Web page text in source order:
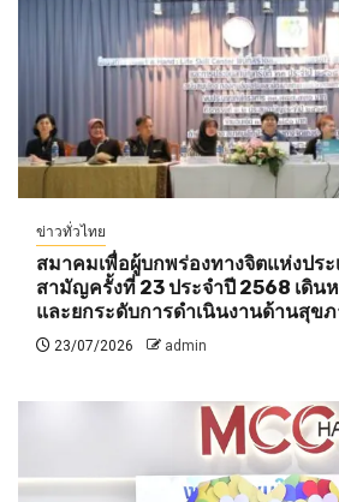
ข่าวทั่วไทย
สมาคมเพื่อผู้บกพร่องทางจิตแห่งปร
สามัญครั้งที่ 23 ประจำปี 2568 เดิน
และยกระดับการดำเนินงานด้านสุข
23/07/2026 admin